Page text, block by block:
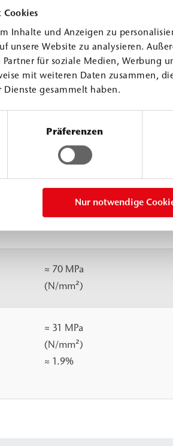
Cookies
Inhalte und Anzeigen zu
unsere Website zu analysieren.
Partner für soziale Medien, Werbung
mit weiteren Daten zusammen,
Dienste gesammelt haben.
Präferenzen
Nur notwendige
A
B
30 °C
≈ 70 MPa
(N/mm²)
≈ 31 MPa
(N/mm²)
≈ 1.9%